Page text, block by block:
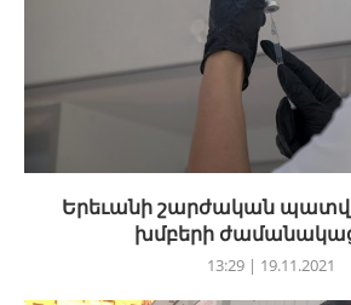
Երեւանի շարժական
խմբերի
13:29 | 19.11.2021